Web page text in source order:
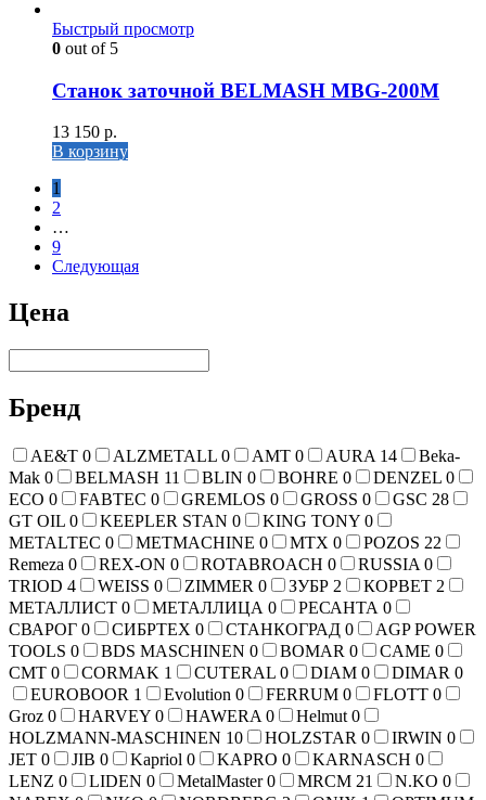
Быстрый просмотр
0 out of 5
Станок заточной BELMASH MBG-200M
13 150 р.
В корзину
1
2
…
9
Следующая
Цена
Бренд
AE&T 0 ALZMETALL 0 AMT 0 AURA 14
Beka-
Mak 0 BELMASH 11 BLIN 0 BOHRE 0 DENZEL 0
ECO 0 FABTEC 0 GREMLOS 0 GROSS 0 GSC 28
GT OIL 0 KEEPLER STAN 0 KING TONY 0
METALTEC 0 METMACHINE 0 MTX 0 POZOS 22
Remeza 0 REX-ON 0 ROTABROACH 0 RUSSIA 0
TRIOD 4 WEISS 0 ZIMMER 0 ЗУБР 2 КОРВЕТ 2
МЕТАЛЛИСТ 0 МЕТАЛЛИЦА 0 РЕСАНТА 0
СВАРОГ 0 СИБРТЕХ 0 СТАНКОГРАД 0
AGP POWER
TOOLS 0 BDS MASCHINEN 0 BOMAR 0 CAME 0
CMT 0 CORMAK 1 CUTERAL 0 DIAM 0 DIMAR 0
EUROBOOR 1 Evolution 0 FERRUM 0 FLOTT 0
Groz 0 HARVEY 0 HAWERA 0 Helmut 0
HOLZMANN-MASCHINEN 10 HOLZSTAR 0 IRWIN 0
JET 0 JIB 0 Kapriol 0 KAPRO 0 KARNASCH 0
LENZ 0 LIDEN 0 MetalMaster0 MRCM 21 N.KO 0